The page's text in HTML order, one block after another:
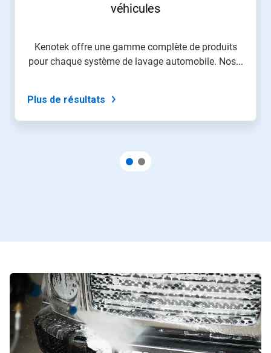
véhicules
Kenotek offre une gamme complète de produits
pour chaque système de lavage automobile. Nos...
Plus de résultats